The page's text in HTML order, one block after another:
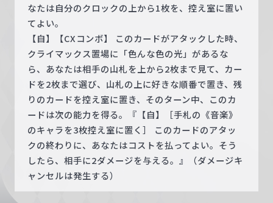
なたは自分のクロックの上から1枚を、控え室に置い
てよい。
【自】【CXコンボ】 このカードがアタックした時、
クライマックス置場に「色んな色の光」があるな
ら、あなたは相手の山札を上から2枚まで見て、カー
ドを2枚まで選び、山札の上に好きな順番で置き、残
りのカードを控え室に置き、そのターン中、このカ
ードは次の能力を得る。『【自】［手札の《音楽》
のキャラを3枚控え室に置く］ このカードのアタッ
クの終わりに、あなたはコストを払ってよい。そう
したら、相手に2ダメージを与える。』（ダメージキ
ャンセルは発生する）